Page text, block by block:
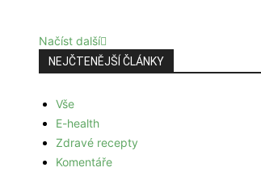
Načíst další
NEJČTENĚJŠÍ ČLÁNKY
Vše
E-health
Zdravé recepty
Komentáře